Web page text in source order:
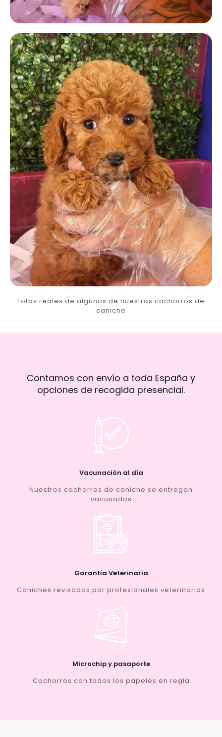
Fotos reales de algunos de nuestros cachorros de
caniche
Contamos con envío a toda España y
opciones de recogida presencial.
Vacunación al día
Nuestros cachorros de caniche se entregan
vacunados
Garantía Veterinaria
Caniches revisados por profesionales veterinarios
Microchip y pasaporte
Cachorros con todos los papeles en regla